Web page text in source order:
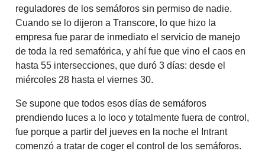
reguladores de los semáforos sin permiso de nadie.
Cuando se lo dijeron a Transcore, lo que hizo la
empresa fue parar de inmediato el servicio de manejo
de toda la red semafórica, y ahí fue que vino el caos en
hasta 55 intersecciones, que duró 3 días: desde el
miércoles 28 hasta el viernes 30.
Se supone que todos esos días de semáforos
prendiendo luces a lo loco y totalmente fuera de control,
fue porque a partir del jueves en la noche el Intrant
comenzó a tratar de coger el control de los semáforos.